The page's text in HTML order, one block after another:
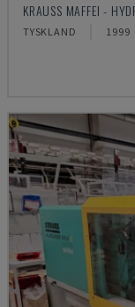
KRAUSS MAFFEI -
TYSKLAND 1999